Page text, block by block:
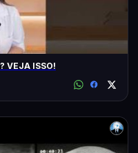
VEJA ISSO!